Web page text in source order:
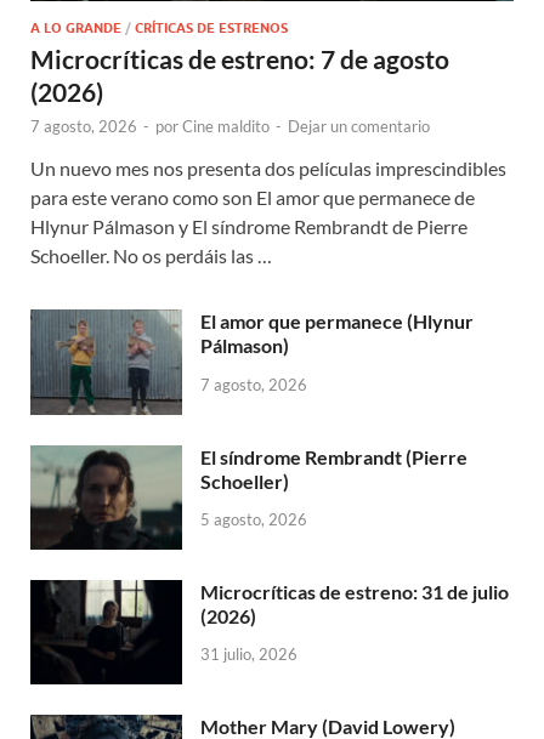
A LO GRANDE / CRÍTICAS DE ESTRENOS
Microcríticas de estreno: 7 de agosto
(2026)
7 agosto, 2026 - porCine maldito - Dejar un comentario
Un nuevo mes nos presenta dos películas imprescindibles
para este verano como son El amor que permanece de
Hlynur Pálmason y El síndrome Rembrandt de Pierre
Schoeller. No os perdáis las …
El amor que permanece (Hlynur
Pálmason)
7 agosto, 2026
El síndrome Rembrandt (Pierre
Schoeller)
5 agosto, 2026
Microcríticas de estreno: 31 de julio
(2026)
31 julio, 2026
Mother Mary (David Lowery)